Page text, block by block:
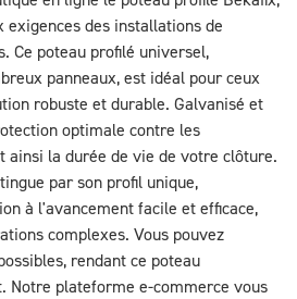
exigences des installations de
Ce poteau profilé universel,
panneaux, est idéal pour ceux
robuste et durable. Galvanisé et
optimale contre les
ainsi la durée de vie de votre clôture.
par son profil unique,
à l'avancement facile et efficace,
complexes. Vous pouvez
rendant ce poteau
Notre plateforme e-commerce vous